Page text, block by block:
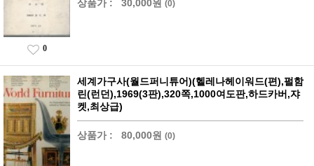
상품가 : 30,000원 (0)
0
세계가구사(월드퍼니튜어)(헬레나헤이워드(편),펄함
린(런던),1969(3판),320쪽,1000여도판,하드카버,쟈
켓,최상급)
상품가 : 80,000원 (0)